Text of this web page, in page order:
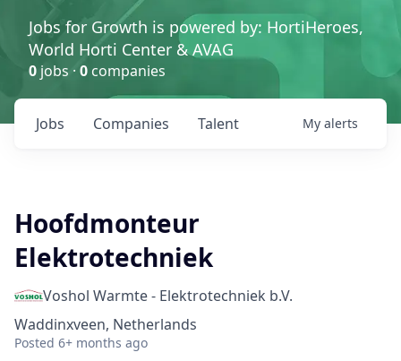
Jobs for Growth is powered by: HortiHeroes,
World Horti Center & AVAG
0 jobs · 0 companies
Jobs Companies Talent My alerts
Hoofdmonteur
Elektrotechniek
Voshol Warmte - Elektrotechniek b.V.
Waddinxveen, Netherlands
Posted 6+ months ago